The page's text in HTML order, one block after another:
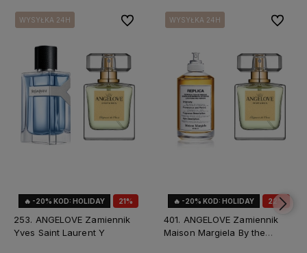
21%
🔥 -20% KOD: HOLIDAY
WYSYŁKA 24H
WYSYŁKA 24H
253. ANGELOVE Zamiennik
Yves Saint Laurent Y
Do ulubionych
22%
🔥 -20% KOD: HOLIDAY
WYSYŁKA 24H
WYSYŁKA 24H
401. ANGELOVE Zamiennik
Maison Margiela By the
Do